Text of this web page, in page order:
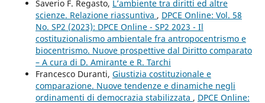
Saverio F. Regasto, L’ambiente tra diritti ed altre
scienze. Relazione riassuntiva , DPCE Online: Vol. 58
No. SP2 (2023): DPCE Online - SP2 2023 - Il
costituzionalismo ambientale fra antropocentrismo e
biocentrismo. Nuove prospettive dal Diritto comparato
– A cura di D. Amirante e R. Tarchi
Francesco Duranti, Giustizia costituzionale e
comparazione. Nuove tendenze e dinamiche negli
ordinamenti di democrazia stabilizzata , DPCE Online: